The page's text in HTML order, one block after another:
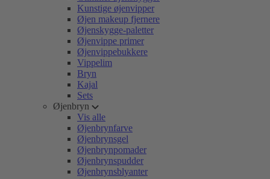
Kunstige øjenvipper
Øjen makeup fjernere
Øjenskygge-paletter
Øjenvippe primer
Øjenvippebukkere
Vippelim
Bryn
Kajal
Sets
Øjenbryn
Vis alle
Øjenbrynfarve
Øjenbrynsgel
Øjenbrynpomader
Øjenbrynspudder
Øjenbrynsblyanter